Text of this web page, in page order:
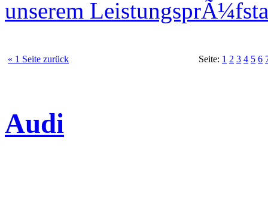
unserem
« 1 Seite zurück Seite: 1 2 3 4 5 6
Audi